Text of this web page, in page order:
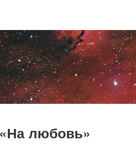
любовь»